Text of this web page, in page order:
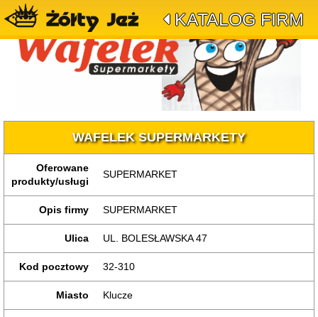
KATALOG FIRM
WAFELEK SUPERMARKETY
Oferowane
produkty/usługi
SUPERMARKET
Opis firmy SUPERMARKET
Ulica UL. BOLESŁAWSKA 47
Kod pocztowy 32-310
Miasto Klucze